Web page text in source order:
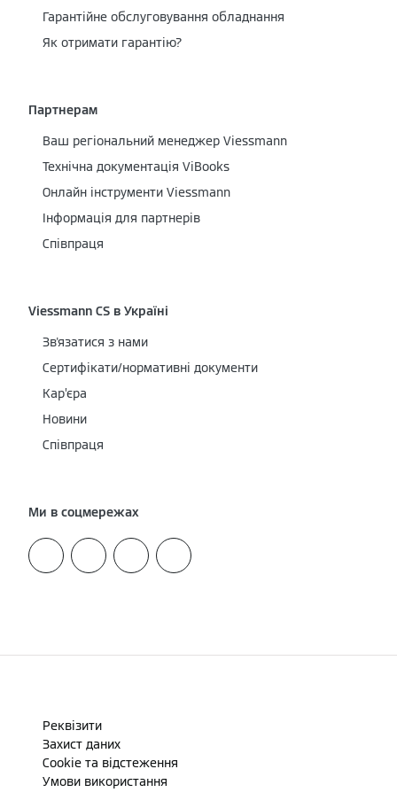
Гарантійне обслуговування обладнання
Як отримати гарантію?
Партнерам
Ваш регіональний менеджер Viessmann
Технічна документація ViBooks
Онлайн інструменти Viessmann
Інформація для партнерів
Співпраця
Viessmann CS в Україні
Зв'язатися з нами
Сертифікати/нормативні документи
Кар’єра
Новини
Співпраця
Ми в соцмережах
Реквізити
Захист даних
Cookie та відстеження
Умови використання